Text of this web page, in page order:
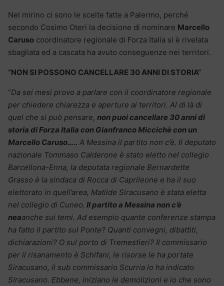
Nel mirino ci sono le scelte fatte a Palermo, perché
secondo Cosimo Oteri la decisione di nominare Marcello
Caruso coordinatore regionale di Forza Italia si è rivelata
sbagliata ed a cascata ha avuto conseguenze nei territori.
“NON SI POSSONO CANCELLARE 30 ANNI DI STORIA”
“Da sei mesi provo a parlare con il coordinatore regionale
per chiedere chiarezza e aperture ai territori. Al di là di
quel che si può pensare, non puoi cancellare 30 anni di
storia di Forza Italia con Gianfranco Miccichè con un
Marcello Caruso….. A Messina il partito non c’è. Il deputato
nazionale Tommaso Calderone è stato eletto nel collegio
Barcellona-Enna, la deputata regionale Bernardette
Grasso è la sindaca di Rocca di Caprileone e ha il suo
elettorato in quell’area, Matilde Siracusano è stata eletta
nel collegio di Cuneo. Il partito a Messina non c’è
neaanche sui temi. Ad esempio quante conferenze stampa
ha fatto il partito sul Ponte? Quanti convegni, dibattiti,
dichiarazioni? O sul porto di Tremestieri? Il commissario
per il risanamento è Schifani, le risorse le ha portate
Siracusano, il sub commissario Scurria lo ha indicato
Siracusano. Ebbene, iniziano le demolizioni e io che sono